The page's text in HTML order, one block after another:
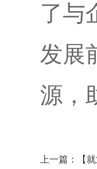
了与
发展
源，